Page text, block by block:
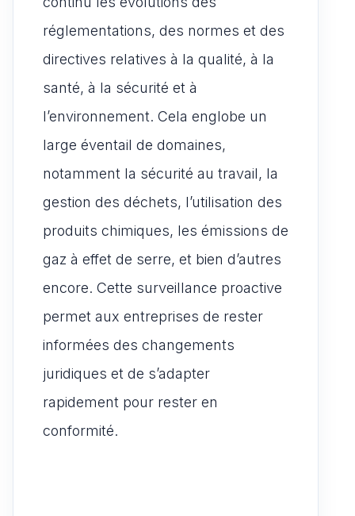
réglementations, des normes et des
directives relatives à la qualité, à la
santé, à la sécurité et à
l’environnement. Cela englobe un
large éventail de domaines,
notamment la sécurité au travail, la
gestion des déchets, l’utilisation des
produits chimiques, les émissions de
gaz à effet de serre, et bien d’autres
encore. Cette surveillance proactive
permet aux entreprises de rester
informées des changements
juridiques et de s’adapter
rapidement pour rester en
conformité.